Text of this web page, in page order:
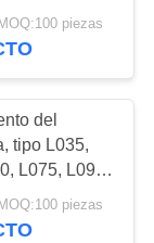
130
75, 90
piezas
del
tipo L035,
L075, L090,
piezas